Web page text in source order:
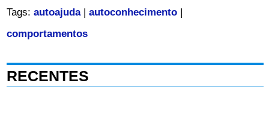
Tags: autoajuda| autoconhecimento|
comportamentos
RECENTES